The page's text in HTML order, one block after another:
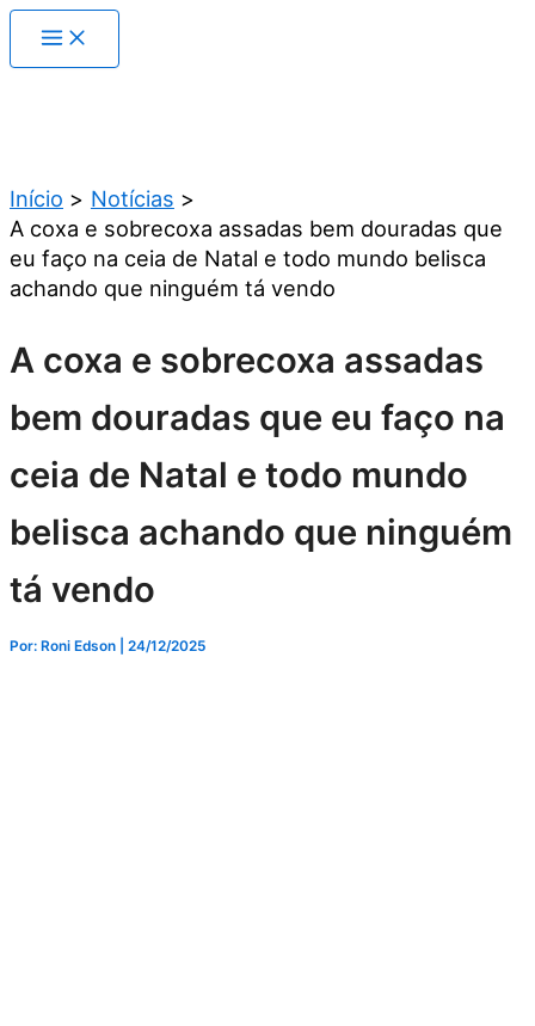
para
Início
Notícias
A coxa e sobrecoxa assadas bem douradas que
eu faço na ceia de Natal e todo mundo belisca
achando que ninguém tá vendo
A coxa e sobrecoxa assadas
bem douradas que eu faço na
ceia de Natal e todo mundo
belisca achando que ninguém
tá vendo
Por: Roni Edson | 24/12/2025